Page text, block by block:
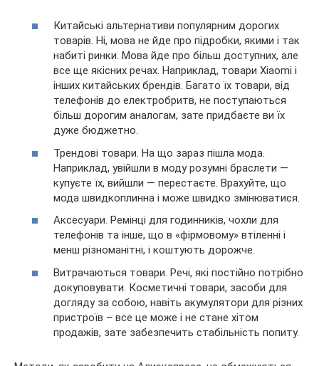
Китайські альтернативи популярним дорогих
товарів. Ні, мова не йде про підробки, якими і так
набиті ринки. Мова йде про більш доступних, але
все ще якісних речах. Наприклад, товари Xiaomi і
інших китайських брендів. Багато їх товари, від
телефонів до електробритв, не поступаються
більш дорогим аналогам, зате придбаєте ви їх
дуже бюджетно.
Трендові товари. На що зараз пішла мода.
Наприклад, увійшли в моду розумні браслети —
купуєте їх, вийшли — перестаєте. Врахуйте, що
мода швидкоплинна і може швидко змінюватися.
Аксесуари. Ремінці для годинників, чохли для
телефонів та інше, що в «фірмовому» втіленні і
менш різноманітні, і коштують дорожче.
Витрачаються товари. Речі, які постійно потрібно
докуповувати. Косметичні товари, засоби для
догляду за собою, навіть акумулятори для різних
пристроїв – все це може і не стане хітом
продажів, зате забезпечить стабільність попиту.